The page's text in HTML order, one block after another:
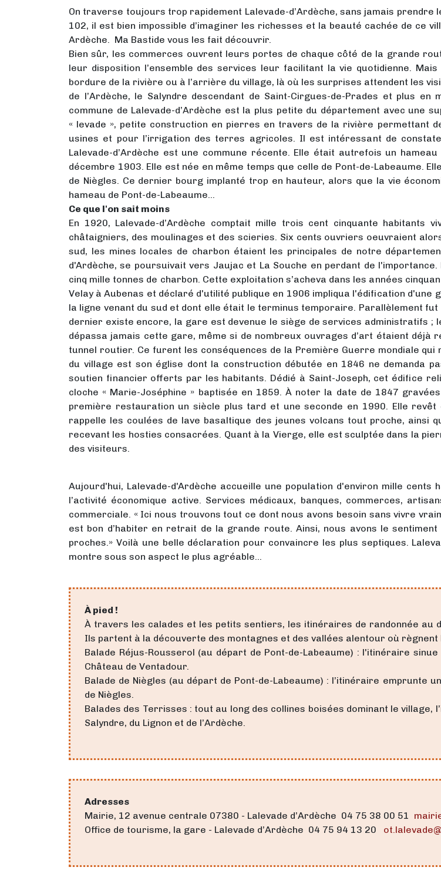
On traverse toujours trop rapidement Lalevade-d’Ardèche, sans jamais prendre
102, il est bien impossible d’imaginer les richesses et la beauté cachée de ce
Ardèche. Ma Bastide vous les fait découvrir.
Bien sûr, les commerces ouvrent leurs portes de chaque côté de la grande
leur disposition l’ensemble des services leur facilitant la vie quotidienne.
bordure de la rivière ou à l’arrière du village, là où les surprises attendent les
de l’Ardèche, le Salyndre descendant de Saint-Cirgues-de-Prades et plus
commune de Lalevade-d’Ardèche est la plus petite du département avec une
« levade », petite construction en pierres en travers de la rivière permettant
usines et pour l’irrigation des terres agricoles. Il est intéressant de
Lalevade-d’Ardèche est une commune récente. Elle était autrefois un
décembre 1903. Elle est née en même temps que celle de Pont-de-Labeaume.
de Niègles. Ce dernier bourg implanté trop en hauteur, alors que la vie
hameau de Pont-de-Labeaume…
Ce que l'on sait moins
En 1920, Lalevade-d’Ardèche comptait mille trois cent cinquante habitants
châtaigniers, des moulinages et des scieries. Six cents ouvriers oeuvraient
sud, les mines locales de charbon étaient les principales de notre
d'Ardèche, se poursuivait vers Jaujac et La Souche en perdant de
cinq mille tonnes de charbon. Cette exploitation s’acheva dans les années
Velay à Aubenas et déclaré d'utilité publique en 1906 impliqua l'édification
la ligne venant du sud et dont elle était le terminus temporaire. Parallèlement
dernier existe encore, la gare est devenue le siège de services administratifs
dépassa jamais cette gare, même si de nombreux ouvrages d’art étaient déjà
tunnel routier. Ce furent les conséquences de la Première Guerre mondiale
du village est son église dont la construction débutée en 1846 ne demanda
soutien financier offerts par les habitants. Dédié à Saint-Joseph, cet édifice
cloche « Marie-Joséphine » baptisée en 1859. À noter la date de 1847
première restauration un siècle plus tard et une seconde en 1990. Elle
rappelle les coulées de lave basaltique des jeunes volcans tout proche,
recevant les hosties consacrées. Quant à la Vierge, elle est sculptée dans la
des visiteurs.
Aujourd'hui, Lalevade-d'Ardèche accueille une population d'environ mille
l’activité économique active. Services médicaux, banques, commerces,
commerciale. « Ici nous trouvons tout ce dont nous avons besoin sans vivre
est bon d’habiter en retrait de la grande route. Ainsi, nous avons le
proches.» Voilà une belle déclaration pour convaincre les plus septiques.
montre sous son aspect le plus agréable…
À pied !
À travers les calades et les petits sentiers, les itinéraires de randonnée au
Ils partent à la découverte des montagnes et des vallées alentour où règnent
Balade Réjus-Rousserol (au départ de Pont-de-Labeaume) : l'itinéraire
Château de Ventadour.
Balade de Niègles (au départ de Pont-de-Labeaume) : l’itinéraire emprunte
de Niègles.
Balades des Terrisses : tout au long des collines boisées dominant le
Salyndre, du Lignon et de l’Ardèche.
Adresses
Mairie, 12 avenue centrale 07380 - Lalevade d’Ardèche 04 75 38 00 51
Office de tourisme, la gare - Lalevade d’Ardèche 04 75 94 13 20